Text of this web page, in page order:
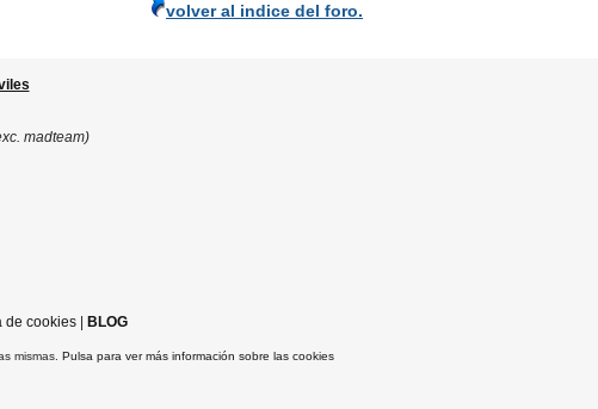
volver al indice del foro.
madteam)
de cookies| BLOG
mismas. Pulsa para ver más información sobre las cookies